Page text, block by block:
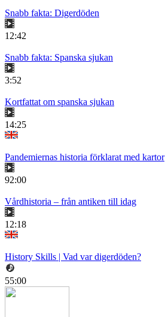
Snabb fakta: Digerdöden
12:42
Snabb fakta: Spanska sjukan
3:52
Kortfattat om spanska sjukan
14:25
Pandemiernas historia förklarat med kartor
92:00
Vårdhistoria – från antiken till idag
12:18
History Skills | Vad var digerdöden?
55:00